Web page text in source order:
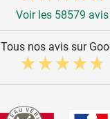
Voir les 58579 avis
Tous nos avis sur